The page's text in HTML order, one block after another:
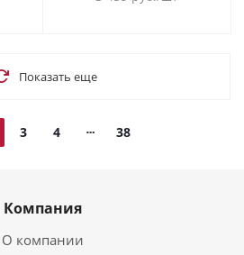
Показать еще
3 4 38
Компания
О компании